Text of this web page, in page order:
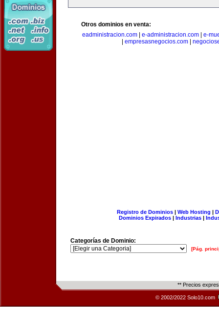
Otros dominios en venta:
eadministracion.com| e-administracion.com| e-
empresasnegocios.com|
Registro de Dominios| Web Hosting |
Dominios Expirados | Industrias |
Categorías de Dominio:
[Pág.
** Precios
© 2002/2022 Solo10.com